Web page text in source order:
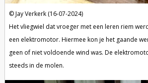
Jay Verkerk (16-07-2024)
Het vliegwiel dat vroeger met een leren riem
een elektromotor. Hiermee kon je het gaande
geen of niet voldoende wind was. De
steeds in de molen.